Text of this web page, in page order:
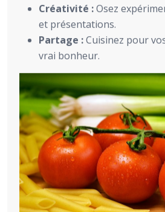
Créativité :Osez
et présentations.
Partage :Cuisinez pour
vrai bonheur.